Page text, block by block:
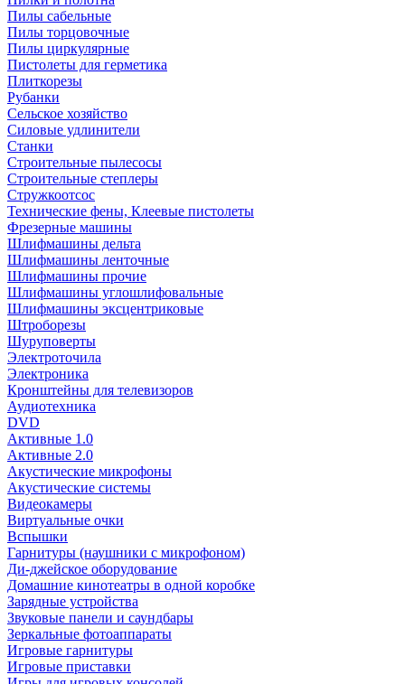
Пилы сабельные
Пилы торцовочные
Пилы циркулярные
Пистолеты для герметика
Плиткорезы
Рубанки
Сельское хозяйство
Силовые удлинители
Станки
Строительные пылесосы
Строительные степлеры
Стружкоотсос
Технические фены, Клеевые пистолеты
Фрезерные машины
Шлифмашины дельта
Шлифмашины ленточные
Шлифмашины прочие
Шлифмашины углошлифовальные
Шлифмашины эксцентриковые
Штроборезы
Шуруповерты
Электроточила
Электроника
Кронштейны для телевизоров
Аудиотехника
DVD
Активные 1.0
Активные 2.0
Акустические микрофоны
Акустические системы
Видеокамеры
Виртуальные очки
Вспышки
Гарнитуры (наушники с микрофоном)
Ди-джейское оборудование
Домашние кинотеатры в одной коробке
Зарядные устройства
Звуковые панели и саундбары
Зеркальные фотоаппараты
Игровые гарнитуры
Игровые приставки